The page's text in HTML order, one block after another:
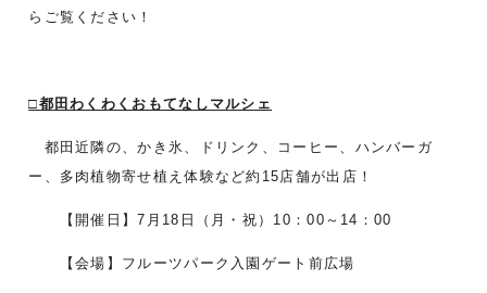
らご覧ください！
□都田わくわくおもてなしマルシェ
都田近隣の、かき氷、ドリンク、コーヒー、ハンバーガ
ー、多肉植物寄せ植え体験など約15店舗が出店！
【開催日】7月18日（月・祝）10：00～14：00
【会場】フルーツパーク入園ゲート前広場